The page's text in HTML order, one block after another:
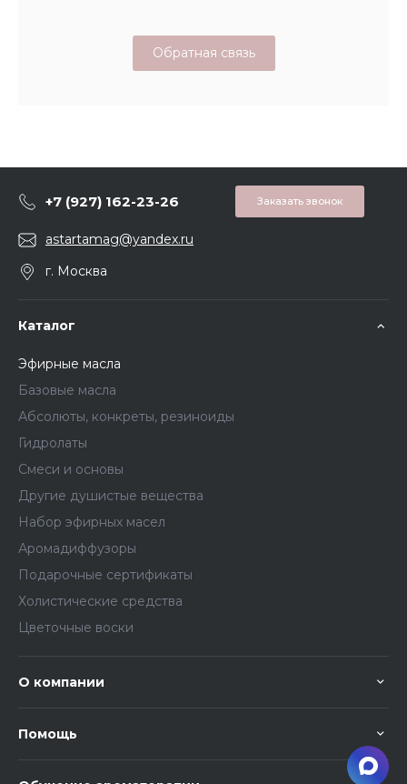
Обратная связь
+7 (927) 162-23-26 Заказать звонок
astartamag@yandex.ru
г. Москва
Каталог
Эфирные масла
Базовые масла
Абсолюты, конкреты, резиноиды
Гидролаты
Смеси и основы
Другие душистые вещества
Набор эфирных масел
Аромадиффузоры
Подарочные сертификаты
Холистические средства
Цветочные воски
О компании
Помощь